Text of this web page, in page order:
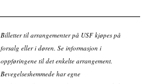
Billetter til arrangementer på USF kjøpes på
forsalg eller i døren. Se informasjon i
oppføringene til det enkelte arrangement.
Bevegelseshemmede har egne